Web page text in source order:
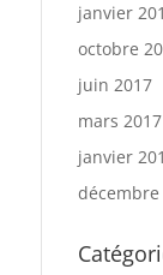
janvier
octobre
juin 2017
mars 2017
janvier
décembre